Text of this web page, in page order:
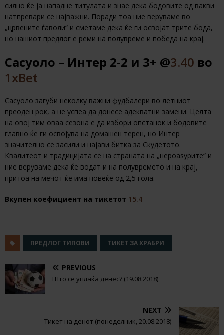
силно ќе ја нападне титулата и знае дека бодовите од вакви
натпревари се најважни. Поради тоа ние веруваме во
„црвените ѓаволи“ и сметаме дека ќе ги освојат трите бода,
но нашиот предлог е реми на полувреме и победа на крај.
Сасуоло – Интер 2-2 и 3+ @3.40 во
1xBet
Сасуоло загуби неколку важни фудбалери во летниот
преоден рок, а не успеа да донесе адекватни замени. Целта
на овој тим оваа сезона е да избори опстанок и бодовите
главно ќе ги освојува на домашен терен, но Интер
значително се засили и најави битка за Скудетото.
Квалитеот и традицијата се на страната на „нероаѕурите“ и
ние веруваме дека ќе водат и на полувремето и на крај,
притоа на мечот ќе има повеќе од 2,5 гола.
Вкупен коефициент на тикетот 15.4
ПРЕДЛОГ ТИПОВИ ТИКЕТ ЗА ХРАБРИ
PREVIOUS
Што се уплаќа денес? (19.08.2018)
NEXT
Тикет на денот (понеделник, 20.08.2018)